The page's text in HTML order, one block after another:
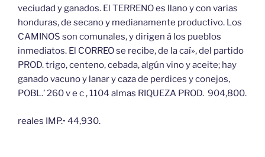
veciudad y ganados. El TERRENO es llano y con varias
honduras, de secano y medianamente productivo. Los
CAMINOS son comunales, y dirigen á los pueblos
inmediatos. El CORREO se recibe, de la caí», del partido
PROD. trigo, centeno, cebada, algún vino y aceite; hay
ganado vacuno y lanar y caza de perdices y conejos,
POBL.’ 260 v e c , 1104 almas RIQUEZA PROD. 904,800.
reales IMP.• 44,930.